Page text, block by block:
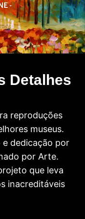
Detalhes
reproduções
museus.
dedicação por
por Arte.
que leva
inacreditáveis